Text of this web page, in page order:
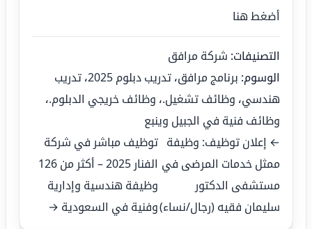
أضغط هنا
التصنيفات: شركة مرافق
الوسوم: برنامج مرافق، تدريب دبلوم 2025 ، تدريب
هندسي، وظائف تشغيل.، وظائف خريجي الدبلوم.،
وظائف فنية في الجبيل وينبع
← إعلان توظيف: وظيفة
ممثل خدمات المرضى في
مستشفى الدكتور
سليمان فقيه (رجال/نساء)
توظيف مباشر في شركة
الفنار 2025 – أكثر من 126
وظيفة هندسية وإدارية
وفنية في السعودية →